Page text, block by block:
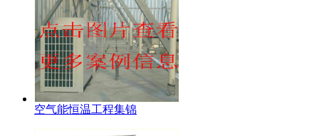
空气能恒温工程集锦